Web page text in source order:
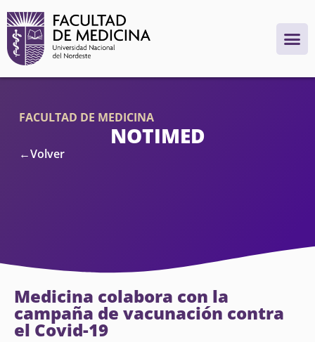
FACULTAD DE MEDICINA
NOTIMED
←Volver
Medicina colabora con la
campaña de vacunación contra
el Covid-19